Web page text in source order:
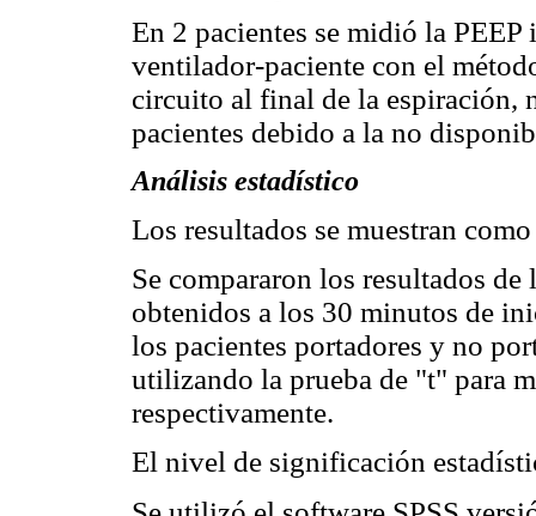
En 2 pacientes se midió la PEEP
ventilador-paciente con el
circuito al final de la espiración,
pacientes debido a la no
Análisis estadístico
Los resultados se muestran
Se compararon los resultados
obtenidos a los 30 minutos de
los pacientes portadores y no
utilizando la prueba de "t" para
respectivamente.
El nivel de significación